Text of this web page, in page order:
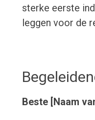
sterke eerste
leggen voor de
Beste [Naam